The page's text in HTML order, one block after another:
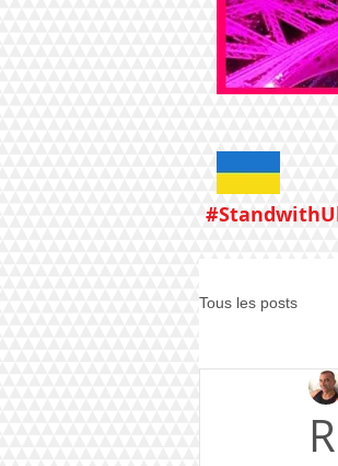
Tous les posts
Concours